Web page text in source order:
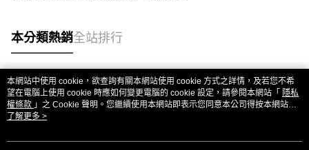
本分類熱銷全站排行
熱門標籤
本網站中使用 cookie，欲查詢有關本網站使用 cookie 方式之詳情，及若您不希
望在電腦上使用 cookie 時應如何變更電腦的 cookie 設定，請參閱本網站「 隱私
權條款 」之 Cookie 聲明。您繼續使用本網站即表示您同意本公司得按本網站使
用條款之 Cookie 聲明使用 cookie。
了解更多 >